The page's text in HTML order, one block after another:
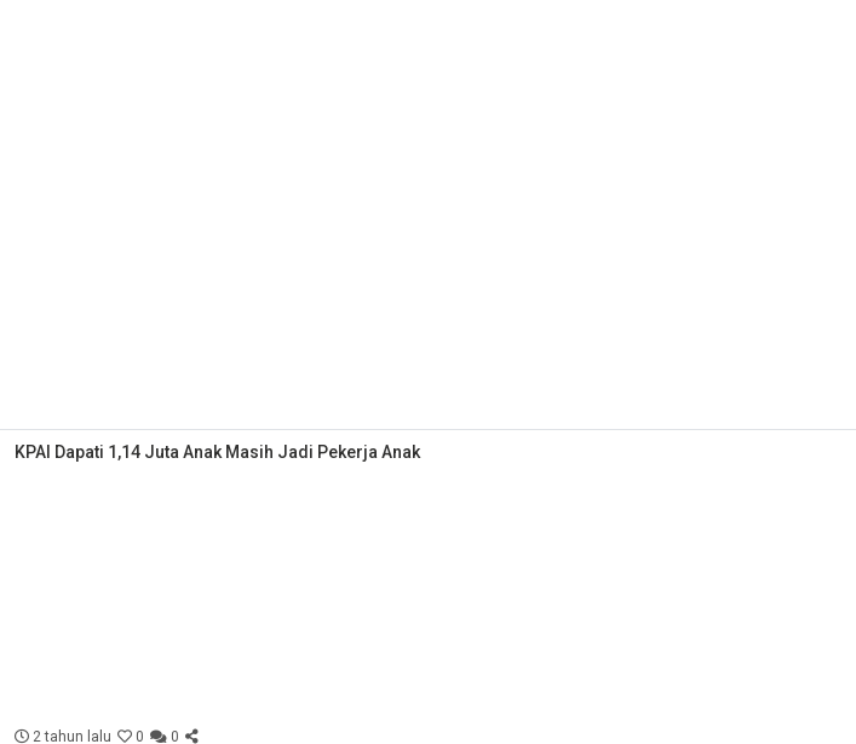
KPAI Dapati 1,14 Juta Anak Masih Jadi Pekerja Anak
2 tahun lalu 0 0